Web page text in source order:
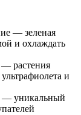
— зеленая
и охлаждать
— растения
и
— уникальный